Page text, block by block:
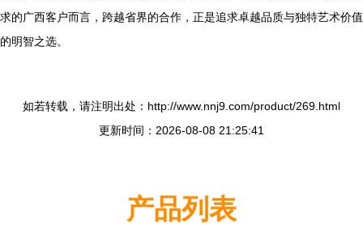
求的广西客户而言，跨越省界的合作，正是追求卓越品质与独特艺术价值
的明智之选。
如若转载，请注明出处：http://www.nnj9.com/product/269.html
更新时间：2026-08-08 21:25:41
产品列表